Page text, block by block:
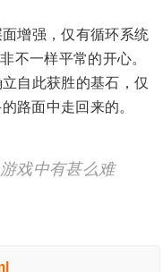
增强，仅有循环系统
不一样平常的开心。
自此获胜的基石，仅
路面中走回来的。
戏中有甚么难